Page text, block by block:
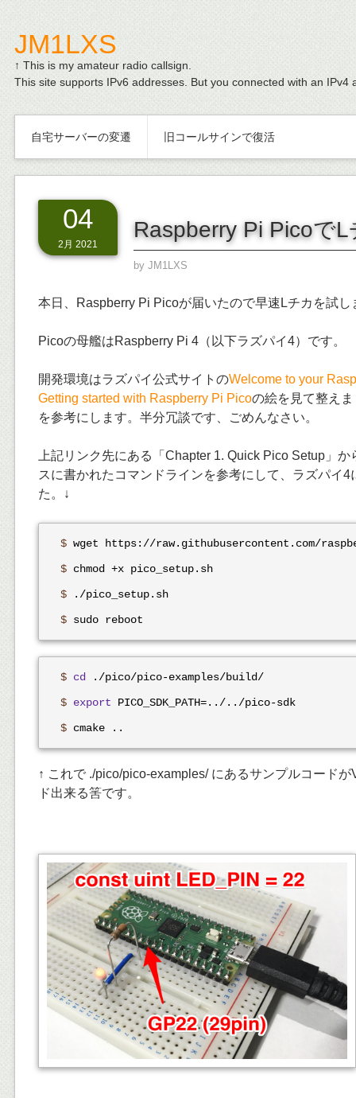
JM1LXS
↑ This is my amateur radio callsign.
This site supports IPv6 addresses. But you connected with an
自宅サーバーの変遷 旧コールサインで復活
04
2月 2021
Raspberry Pi PicoでL
by JM1LXS
本日、Raspberry Pi Picoが届いたので早速Lチカを試し
Picoの母艦はRaspberry Pi 4（以下ラズパイ4）です。
開発環境はラズパイ公式サイトのWelcome to your
Getting started with Raspberry Pi Picoの絵を見て整え
を参考にします。半分冗談です、ごめんなさい。
上記リンク先にある「Chapter 1. Quick Pico Setup」
スに書かれたコマンドラインを参考にして、ラズパイ4
た。↓
$ wget https://raw.githubusercontent.com/
$ chmod +x pico_setup.sh
$ ./pico_setup.sh
$ sudo reboot
$ cd ./pico/pico-examples/build/
$ export PICO_SDK_PATH=../../pico-sdk
$ cmake ..
↑ これで ./pico/pico-examples/ にあるサンプルコード
ド出来る筈です。